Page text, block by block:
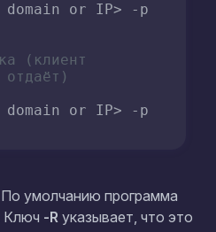
or IP> -p
(клиент
or IP> -p
умолчанию программа
Ключ -R указывает, что это